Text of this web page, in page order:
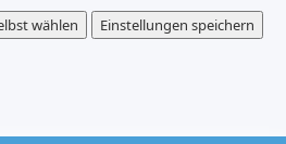
wählen
Einstellungen speichern